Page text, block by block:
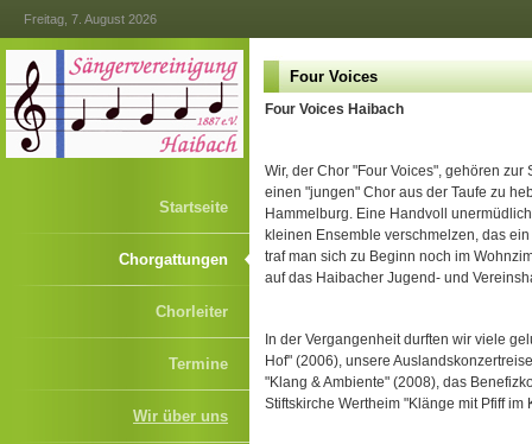
Freitag, 7. August 2026
Startseite
Chorgattungen
Chorleiter
Termine
Wir über uns
Four Voices
Four Voices Haibach
Wir, der Chor "Four Voices", gehören
einen "jungen" Chor aus der Taufe zu
Hammelburg. Eine Handvoll
kleinen Ensemble verschmelzen, das
traf man sich zu Beginn noch im
auf das Haibacher Jugend- und
In der Vergangenheit durften wir viele
Hof" (2006), unsere
"Klang & Ambiente" (2008), das
Stiftskirche Wertheim "Klänge mit Pfiff